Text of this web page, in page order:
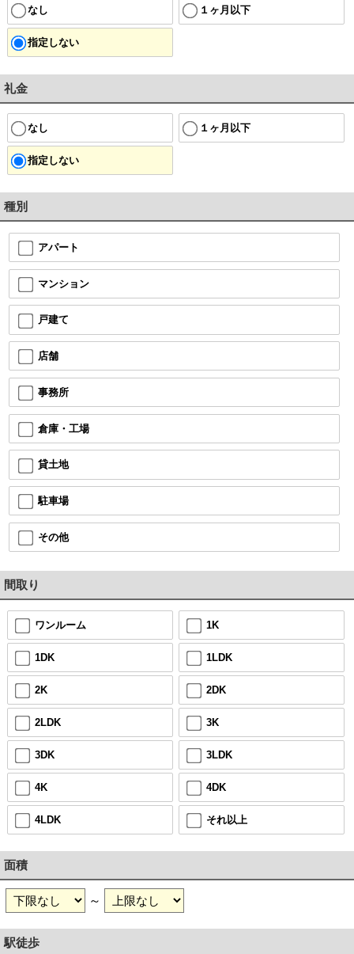
なし １ヶ月以下
指定しない
礼金
なし １ヶ月以下
指定しない
種別
アパート
マンション
戸建て
店舗
事務所
倉庫・工場
貸土地
駐車場
その他
間取り
ワンルーム 1K
1DK 1LDK
2K 2DK
2LDK 3K
3DK 3LDK
4K 4DK
4LDK それ以上
面積
～
駅徒歩